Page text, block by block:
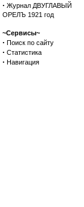
· Журнал ДВУГЛАВЫЙ
ОРЕЛЪ 1921 год
~Сервисы~
· Поиск по сайту
· Статистика
· Навигация